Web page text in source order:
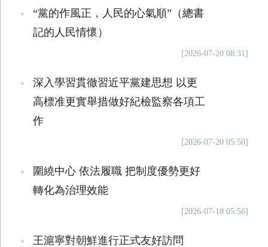
“黨的作風正，人民的心氣順”（總書
記的人民情懷）
[2026-07-20 08:31]
深入學習貫徹習近平黨建思想 以更
高標准更實舉措做好紀檢監察各項工
作
[2026-07-20 05:50]
圍繞中心 依法履職 把制度優勢更好
轉化為治理效能
[2026-07-18 05:56]
王滬寧對朝鮮進行正式友好訪問